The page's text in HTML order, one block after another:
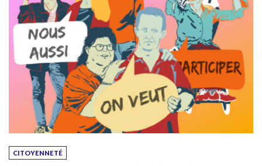
CITOYENNETÉ